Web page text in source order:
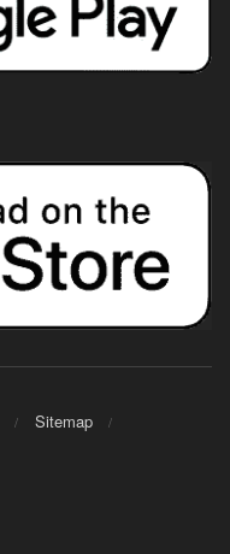
Sitemap